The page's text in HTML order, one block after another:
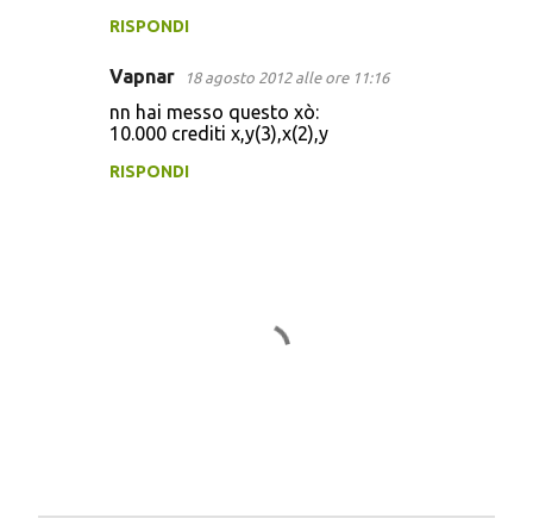
RISPONDI
Vapnar 18 agosto 2012 alle ore 11:16
nn hai messo questo xò:
10.000 crediti x,y(3),x(2),y
RISPONDI